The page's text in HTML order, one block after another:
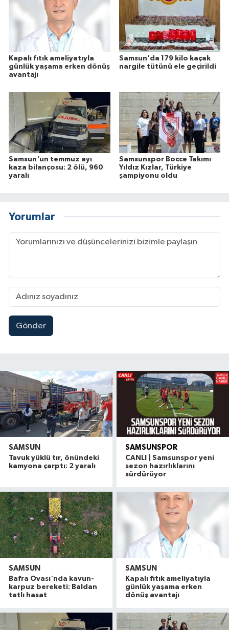
Kapalı fıtık ameliyatıyla
günlük yaşama erken dönüş
avantajı
Samsun'da 179 kilo kaçak
nargile tütünü ele geçirildi
Samsun'un temmuz ayı
kaza bilançosu: 2 ölü, 960
yaralı
Samsunspor Bocce Takımı
Yıldız Kızlar, Türkiye
şampiyonu oldu
Yorumlar
Gönder
SAMSUN
Tavuk yüklü tır, önündeki
kamyona çarptı: 2 yaralı
SAMSUNSPOR
CANLI | Samsunspor yeni
sezon hazırlıklarını
sürdürüyor
SAMSUN
Bafra Ovası'nda kavun-
karpuz bereketi: Baldan
tatlı hasat
SAMSUN
Kapalı fıtık ameliyatıyla
günlük yaşama erken
dönüş avantajı